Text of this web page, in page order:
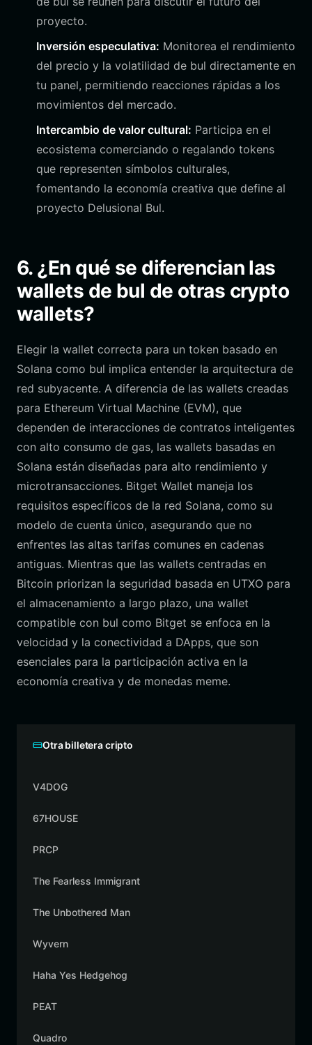
proyecto.
Inversión especulativa: Monitorea el rendimiento
del precio y la volatilidad de bul directamente en
tu panel, permitiendo reacciones rápidas a los
movimientos del mercado.
Intercambio de valor cultural: Participa en el
ecosistema comerciando o regalando tokens
que representen símbolos culturales,
fomentando la economía creativa que define al
proyecto Delusional Bul.
6. ¿En qué se diferencian las
wallets de bul de otras crypto
wallets?
Elegir la wallet correcta para un token basado en
Solana como bul implica entender la arquitectura de
red subyacente. A diferencia de las wallets creadas
para Ethereum Virtual Machine (EVM), que
dependen de interacciones de contratos inteligentes
con alto consumo de gas, las wallets basadas en
Solana están diseñadas para alto rendimiento y
microtransacciones. Bitget Wallet maneja los
requisitos específicos de la red Solana, como su
modelo de cuenta único, asegurando que no
enfrentes las altas tarifas comunes en cadenas
antiguas. Mientras que las wallets centradas en
Bitcoin priorizan la seguridad basada en UTXO para
el almacenamiento a largo plazo, una wallet
compatible con bul como Bitget se enfoca en la
velocidad y la conectividad a DApps, que son
esenciales para la participación activa en la
economía creativa y de monedas meme.
Otra billetera cripto
V4DOG
67HOUSE
PRCP
The Fearless Immigrant
The Unbothered Man
Wyvern
Haha Yes Hedgehog
PEAT
Quadro